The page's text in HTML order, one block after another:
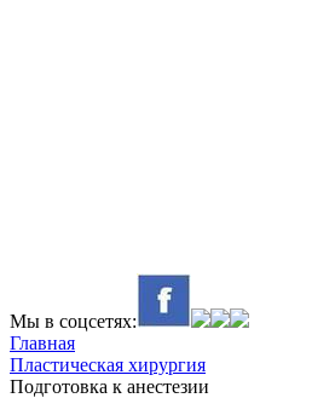
Мы в соцсетях:
Главная
Пластическая хирургия
Подготовка к анестезии